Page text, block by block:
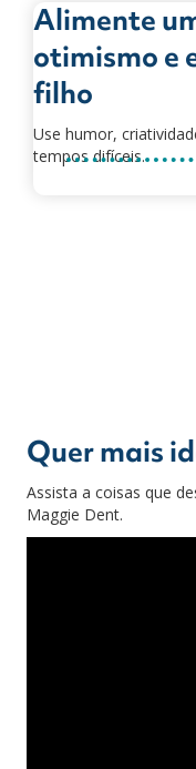
Alimente
otimismo e
filho
Use humor,
tempos difíceis.
Quer mais
Assista a coisas que
Maggie Dent.